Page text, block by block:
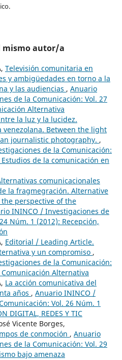
mismo autor/a
Televisión comunitaria en
y ambigüedades en torno a la
y las audiencias , Anuario
de la Comunicación: Vol. 27
Alternativa
la luz y la lucidez.
venezolana. Between the light
journalistic photography. ,
de la Comunicación:
de la comunicación en
comunicacionales
la fragmegración. Alternative
perspective of the
ININCO / Investigaciones de
Núm. 1 (2012): Recepción,
Editorial / Leading Article.
y un compromiso ,
de la Comunicación:
Alternativa
La acción comunicativa del
años , Anuario ININCO /
Vol. 26 Núm. 1
DIGITAL, REDES Y TIC
Vicente Borges,
de conmoción , Anuario
de la Comunicación: Vol. 29
bajo amenaza